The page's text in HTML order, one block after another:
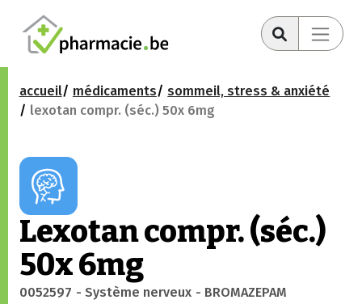
accueil médicaments
sommeil, stress & anxiété
lexotan compr. (séc.) 50x 6mg
Lexotan compr. (séc.)
50x 6mg
0052597 - Système nerveux - BROMAZEPAM